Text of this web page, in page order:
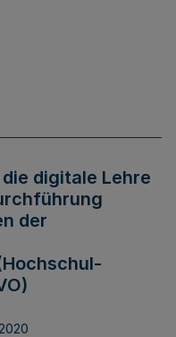
digitale Lehre
der